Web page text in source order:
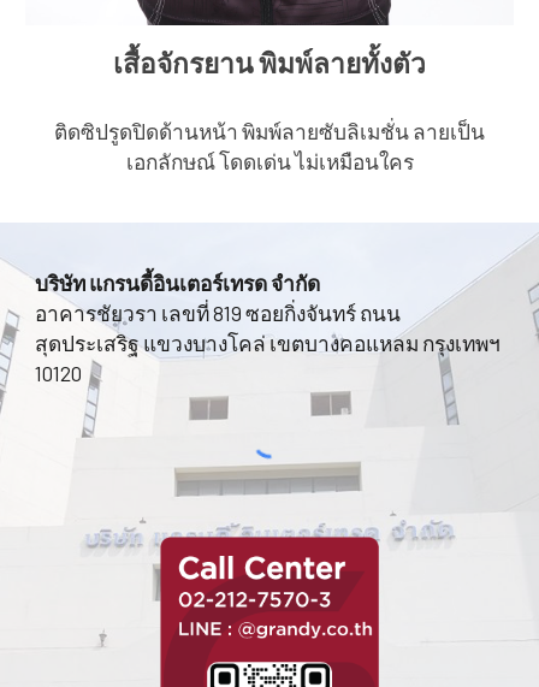
เสื้อจักรยาน พิมพ์ลายทั้งตัว
ติดซิปรูดปิดด้านหน้า พิมพ์ลายซับลิเมชั่น ลายเป็น
เอกลักษณ์ โดดเด่น ไม่เหมือนใคร
บริษัท แกรนดี้อินเตอร์เทรด จำกัด
อาคารชัยวรา เลขที่ 819 ซอยกิ่งจันทร์ ถนน
สุดประเสริฐ แขวงบางโคล่ เขตบางคอแหลม กรุงเทพฯ
10120